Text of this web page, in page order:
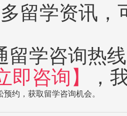
留学资讯
留学咨询热
即咨询】 ，
预约，获取留学咨询机会。